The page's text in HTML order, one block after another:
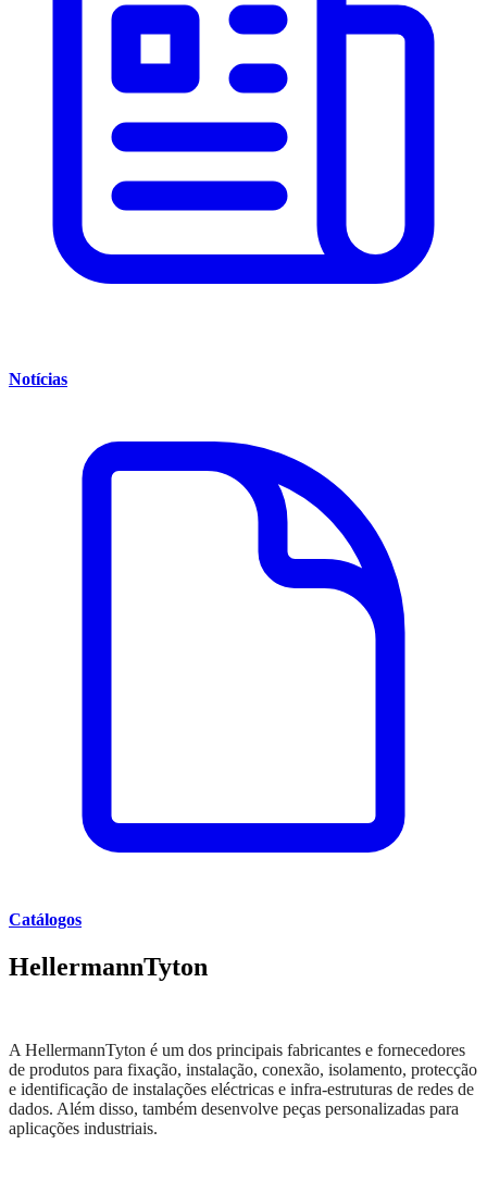
Notícias
Catálogos
HellermannTyton
A HellermannTyton é um dos principais fabricantes e fornecedores
de produtos para fixação, instalação, conexão, isolamento, protecção
e identificação de instalações eléctricas e infra-estruturas de redes de
dados. Além disso, também desenvolve peças personalizadas para
aplicações industriais.